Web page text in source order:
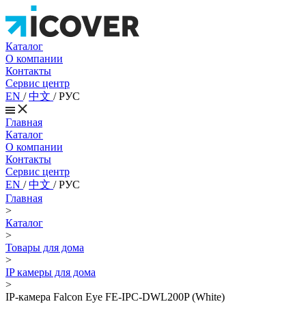
Каталог
О компании
Контакты
Сервис центр
EN /中文 /РУС
Главная
Каталог
О компании
Контакты
Сервис центр
EN /中文 /РУС
Главная
>
Каталог
>
Товары для дома
>
IP камеры для дома
>
IP-камера Falcon Eye FE-IPC-DWL200P (White)